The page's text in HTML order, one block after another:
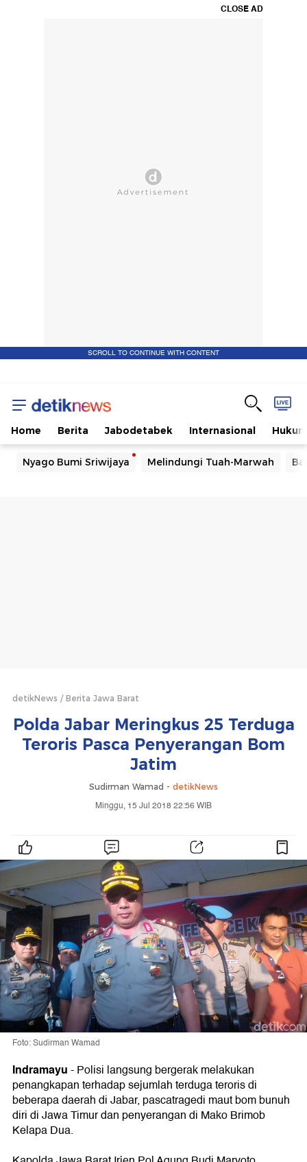
CLOSE AD
SCROLL TO CONTINUE WITH CONTENT
Home Berita Jabodetabek Internasional Hukum
Nyago Bumi Sriwijaya Melindungi Tuah-Marwah
detikNews Berita Jawa Barat
Polda Jabar Meringkus 25 Terduga
Teroris Pasca Penyerangan Bom
Jatim
Sudirman Wamad - detikNews
Minggu, 15 Jul 2018 22:56 WIB
Foto: Sudirman Wamad
Indramayu-Polisi langsung bergerak melakukan
penangkapan terhadap sejumlah terduga teroris di
beberapa daerah di Jabar, pascatragedi maut bom bunuh
diri di Jawa Timur dan penyerangan di Mako Brimob
Kelapa Dua.